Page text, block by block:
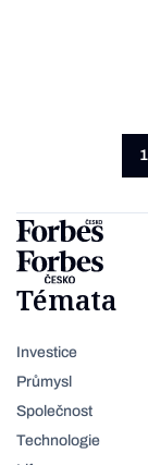
1
Témata
Investice
Průmysl
Společnost
Technologie